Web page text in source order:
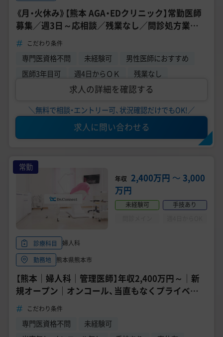
《月・火休み》【熊本 AGA・EDクリニック】常勤医師
募集／週3日～応相談／残業なし／問診処方業務
／ワークライフバランス◎
こだわり条件
専門医資格不問 未経験可
男性医師におすすめ
医師3年目可
週4日からＯＫ 残業なし
求人の詳細を確認する
＼無料で相談・エントリー可、状況確認だけでもOK!／
求人に問い合わせる
常勤
年収 2,400万円 〜 3,000
万円
未経験可
手技あり
診療科目
婦人科
勤務地
熊本県熊本市
【熊本｜婦人科｜管理医師】年収2,400万円～｜新
規オープン｜オンコール、当直もなくプライベー
ト充実
こだわり条件
専門医資格不問
未経験可